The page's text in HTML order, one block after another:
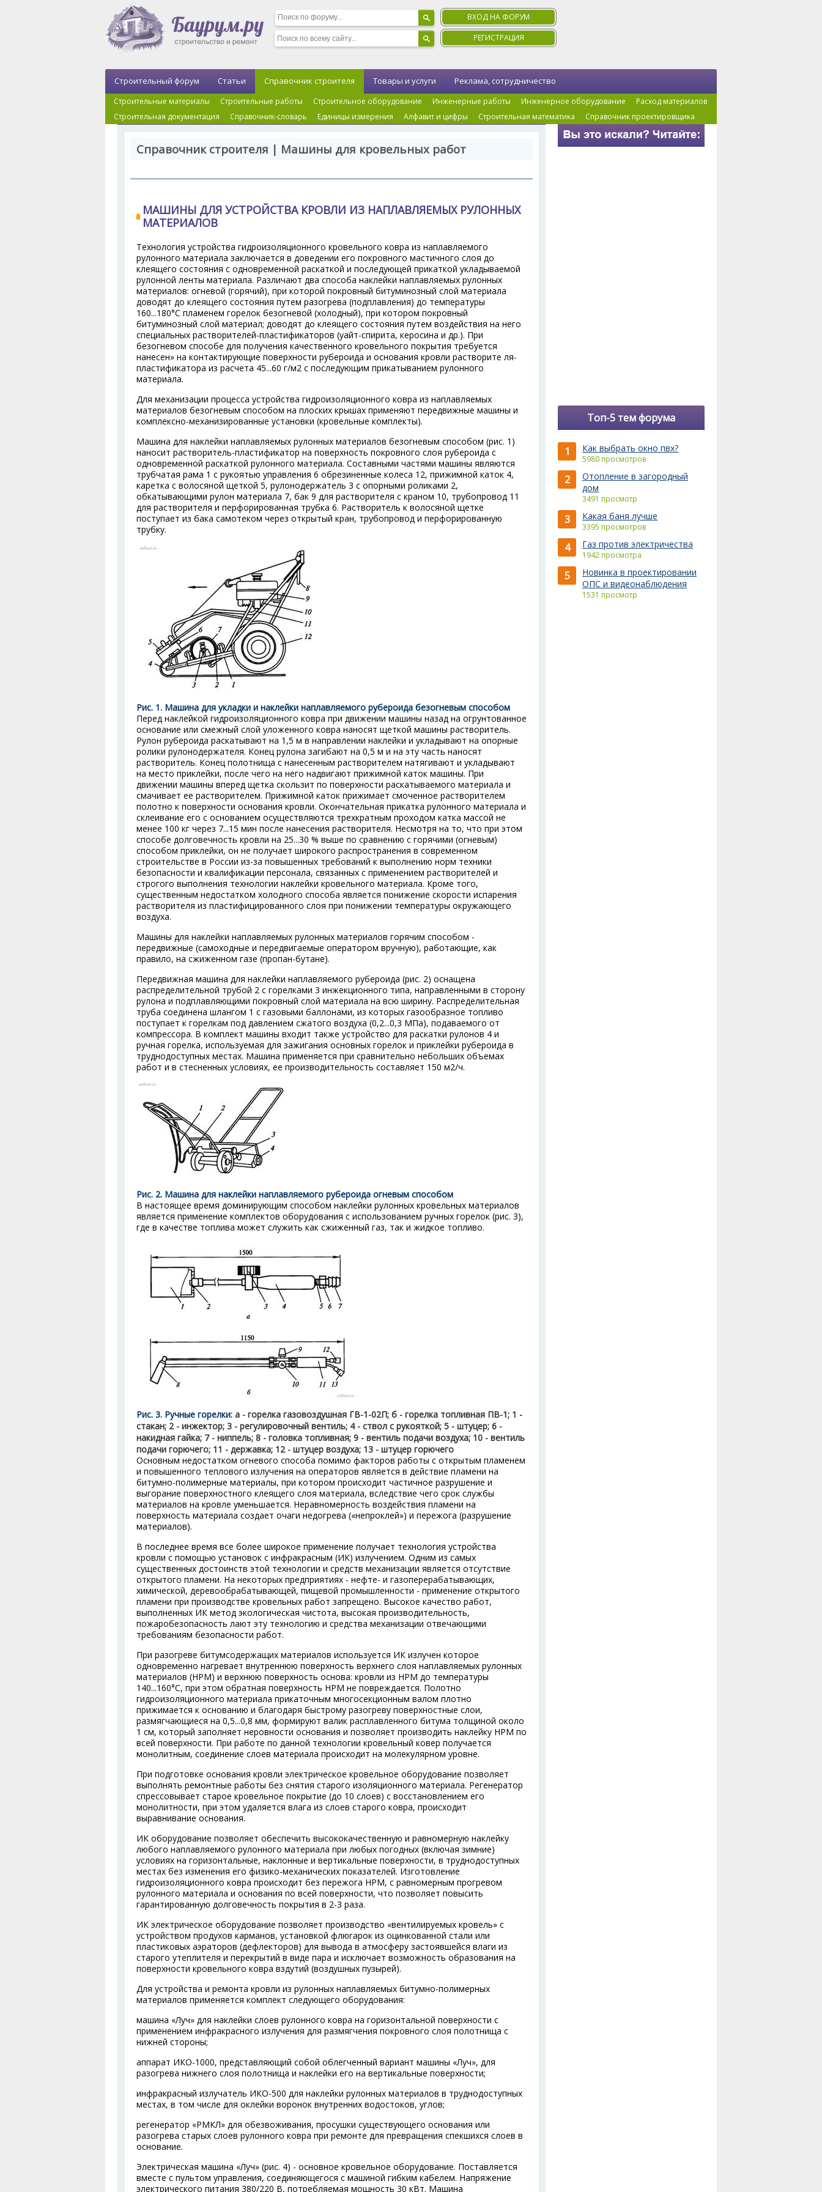
ВХОД НА ФОРУМ
РЕГИСТРАЦИЯ
Строительный форум Статьи Справочник строителя
Строительные материалы Строительные работы Строительное оборудование Инженерные работы Инженерное оборудование
Расход материалов
Строительная документация
Справочник-словарь Единицы измерения Алфавит и цифры Строительная математика Справочник проектировщика
Товары и услуги Реклама, сотрудничество
Справочник строителя | Машины для кровельных работ
МАШИНЫ ДЛЯ УСТРОЙСТВА КРОВЛИ ИЗ НАПЛАВЛЯЕМЫХ РУЛОННЫХ
МАТЕРИАЛОВ
Технология устройства гидроизоляционного кровельного ковра из наплавляемого
рулонного материала заключается в доведении его покровного мастичного слоя до
клеящего состояния с одновременной раскаткой и последующей прикаткой укладываемой
рулонной ленты материала. Различают два способа наклейки наплавляемых рулонных
материалов: огневой (горячий), при которой покровный битуминозный слой материала
доводят до клеящего состояния путем разогрева (подплавления) до температуры
160...180°С пламенем горелок безогневой (холодный), при котором покровный
битуминозный слой материал; доводят до клеящего состояния путем воздействия на него
специальных растворителей-пластификаторов (уайт-спирита, керосина и др.). При
безогневом способе для получения качественного кровельного покрытия требуется
нанесен» на контактирующие поверхности рубероида и основания кровли растворите ля-
пластификатора из расчета 45...60 г/м2 с последующим прикатыванием рулонного
материала.
Для механизации процесса устройства гидроизоляционного ковра из наплавляемых
материалов безогневым способом на плоских крышах применяют передвижные машины и
комплексно-механизированные установки (кровельные комплекты).
Машина для наклейки наплавляемых рулонных материалов безогневым способом (рис. 1)
наносит растворитель-пластификатор на поверхность покровного слоя рубероида с
одновременной раскаткой рулонного материала. Составными частями машины являются
трубчатая рама 1 с рукоятью управления 6 обрезиненные колеса 12, прижимной каток 4,
каретка с волосяной щеткой 5, рулонодержатель 3 с опорными роликами 2,
обкатывающими рулон материала 7, бак 9 для растворителя с краном 10, трубопровод 11
для растворителя и перфорированная трубка 6. Растворитель к волосяной щетке
поступает из бака самотеком через открытый кран, трубопровод и перфорированную
трубку.
Рис. 1. Машина для укладки и наклейки наплавляемого рубероида безогневым способом
Перед наклейкой гидроизоляционного ковра при движении машины назад на огрунтованное
основание или смежный слой уложенного ковра наносят щеткой машины растворитель.
Рулон рубероида раскатывают на 1,5 м в направлении наклейки и укладывают на опорные
ролики рулонодержателя. Конец рулона загибают на 0,5 м и на эту часть наносят
растворитель. Конец полотнища с нанесенным растворителем натягивают и укладывают
на место приклейки, после чего на него надвигают прижимной каток машины. При
движении машины вперед щетка скользит по поверхности раскатываемого материала и
смачивает ее растворителем. Прижимной каток прижимает смоченное растворителем
полотно к поверхности основания кровли. Окончательная прикатка рулонного материала и
склеивание его с основанием осуществляются трехкратным проходом катка массой не
менее 100 кг через 7...15 мин после нанесения растворителя. Несмотря на то, что при этом
способе долговечность кровли на 25...30 % выше по сравнению с горячими (огневым)
способом приклейки, он не получает широкого распространения в современном
строительстве в России из-за повышенных требований к выполнению норм техники
безопасности и квалификации персонала, связанных с применением растворителей и
строгого выполнения технологии наклейки кровельного материала. Кроме того,
существенным недостатком холодного способа является понижение скорости испарения
растворителя из пластифицированного слоя при понижении температуры окружающего
воздуха.
Машины для наклейки наплавляемых рулонных материалов горячим способом -
передвижные (самоходные и передвигаемые оператором вручную), работающие, как
правило, на сжиженном газе (пропан-бутане).
Передвижная машина для наклейки наплавляемого рубероида (рис. 2) оснащена
распределительной трубой 2 с горелками 3 инжекционного типа, направленными в сторону
рулона и подплавляющими покровный слой материала на всю ширину. Распределительная
труба соединена шлангом 1 с газовыми баллонами, из которых газообразное топливо
поступает к горелкам под давлением сжатого воздуха (0,2...0,3 МПа), подаваемого от
компрессора. В комплект машины входит также устройство для раскатки рулонов 4 и
ручная горелка, используемая для зажигания основных горелок и приклейки рубероида в
труднодоступных местах. Машина применяется при сравнительно небольших объемах
работ и в стесненных условиях, ее производительность составляет 150 м2/ч.
Рис. 2. Машина для наклейки наплавляемого рубероида огневым способом
В настоящее время доминирующим способом наклейки рулонных кровельных материалов
является применение комплектов оборудования с использованием ручных горелок (рис. 3),
где в качестве топлива может служить как сжиженный газ, так и жидкое топливо.
Рис. 3. Ручные горелки: а - горелка газовоздушная ГВ-1-02П; б - горелка топливная ПВ-1; 1 -
стакан; 2 - инжектор; 3 - регулировочный вентиль; 4 - ствол с рукояткой; 5 - штуцер; 6 -
накидная гайка; 7 - ниппель; 8 - головка топливная; 9 - вентиль подачи воздуха; 10 - вентиль
подачи горючего; 11 - державка; 12 - штуцер воздуха; 13 - штуцер горючего
Основным недостатком огневого способа помимо факторов работы с открытым пламенем
и повышенного теплового излучения на операторов является в действие пламени на
битумно-полимерные материалы, при котором происходит частичное разрушение и
выгорание поверхностного клеящего слоя материала, вследствие чего срок службы
материалов на кровле уменьшается. Неравномерность воздействия пламени на
поверхность материала создает очаги недогрева («непроклей») и пережога (разрушение
материалов).
В последнее время все более широкое применение получает технология устройства
кровли с помощью установок с инфракрасным (ИК) излучением. Одним из самых
существенных достоинств этой технологии и средств механизации является отсутствие
открытого пламени. На некоторых предприятиях - нефте- и газоперерабатывающих,
химической, деревообрабатывающей, пищевой промышленности - применение открытого
пламени при производстве кровельных работ запрещено. Высокое качество работ,
выполненных ИК метод экологическая чистота, высокая производительность,
пожаробезопасность лают эту технологию и средства механизации отвечающими
требованиям безопасности работ.
При разогреве битумсодержащих материалов используется ИК излучен которое
одновременно нагревает внутреннюю поверхность верхнего слоя наплавляемых рулонных
материалов (НРМ) и верхнюю поверхность основа: кровли из НРМ до температуры
140...160°С, при этом обратная поверхность НРМ не повреждается. Полотно
гидроизоляционного материала прикаточным многосекционным валом плотно
прижимается к основанию и благодаря быстрому разогреву поверхностные слои,
размягчающиеся на 0,5...0,8 мм, формируют валик расплавленного битума толщиной около
1 см, который заполняет неровности основания и позволяет производить наклейку НРМ по
всей поверхности. При работе по данной технологии кровельный ковер получается
монолитным, соединение слоев материала происходит на молекулярном уровне.
При подготовке основания кровли электрическое кровельное оборудование позволяет
выполнять ремонтные работы без снятия старого изоляционного материала. Регенератор
спрессовывает старое кровельное покрытие (до 10 слоев) с восстановлением его
монолитности, при этом удаляется влага из слоев старого ковра, происходит
выравнивание основания.
ИК оборудование позволяет обеспечить высококачественную и равномерную наклейку
любого наплавляемого рулонного материала при любых погодных (включая зимние)
условиях на горизонтальные, наклонные и вертикальные поверхности, в труднодоступных
местах без изменения его физико-механических показателей. Изготовление
гидроизоляционного ковра происходит без пережога НРМ, с равномерным прогревом
рулонного материала и основания по всей поверхности, что позволяет повысить
гарантированную долговечность покрытия в 2-3 раза.
ИК электрическое оборудование позволяет производство «вентилируемых кровель» с
устройством продухов карманов, установкой флюгарок из оцинкованной стали или
пластиковых аэраторов (дефлекторов) для вывода в атмосферу застоявшейся влаги из
старого утеплителя и перекрытий в виде пара и исключает возможность образования на
поверхности кровельного ковра вздутий (воздушных пузырей).
Для устройства и ремонта кровли из рулонных наплавляемых битумно-полимерных
материалов применяется комплект следующего оборудования:
машина «Луч» для наклейки слоев рулонного ковра на горизонтальной поверхности с
применением инфракрасного излучения для размягчения покровного слоя полотнища с
нижней стороны;
аппарат ИКО-1000, представляющий собой облегченный вариант машины «Луч», для
разогрева нижнего слоя полотнища и наклейки его на вертикальные поверхности;
инфракрасный излучатель ИКО-500 для наклейки рулонных материалов в труднодоступных
местах, в том числе для оклейки воронок внутренних водостоков, углов;
регенератор «РМКЛ» для обезвоживания, просушки существующего основания или
разогрева старых слоев рулонного ковра при ремонте для превращения спекшихся слоев в
основание.
Электрическая машина «Луч» (рис. 4) - основное кровельное оборудование. Поставляется
вместе с пультом управления, соединяющегося с машиной гибким кабелем. Напряжение
электрического питания 380/220 В, потребляемая мощность 30 кВт. Машина
Топ-5 тем форума
1 Как выбрать окно пвх?
5980 просмотров
2
Отопление в загородный
дом
3491 просмотр
3 Какая баня лучше
3395 просмотров
4 Газ против электричества
1942 просмотра
5
Новинка в проектировании
ОПС и видеонаблюдения
1531 просмотр